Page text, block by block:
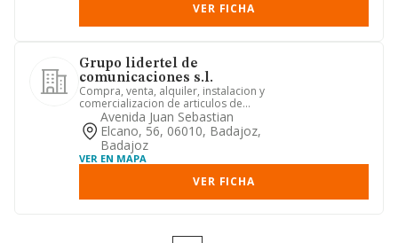
VER FICHA
Grupo lidertel de
comunicaciones s.l.
Compra, venta, alquiler, instalacion y
comercializacion de articulos de
telefonia fija y movil.
Avenida Juan Sebastian
Elcano, 56, 06010, Badajoz,
Badajoz
VER EN MAPA
VER FICHA